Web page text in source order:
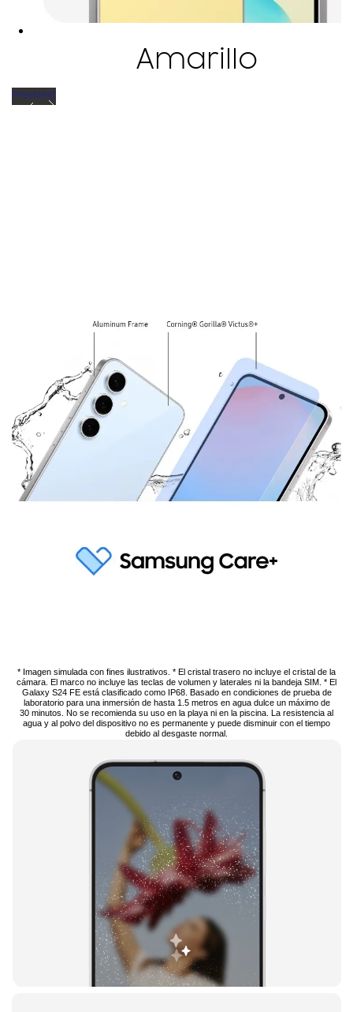
Amarillo
PrevNext
* Imagen simulada con fines ilustrativos. * El cristal trasero no incluye el cristal de la
cámara. El marco no incluye las teclas de volumen y laterales ni la bandeja SIM. * El
Galaxy S24 FE está clasificado como IP68. Basado en condiciones de prueba de
laboratorio para una inmersión de hasta 1.5 metros en agua dulce un máximo de
30 minutos. No se recomienda su uso en la playa ni en la piscina. La resistencia al
agua y al polvo del dispositivo no es permanente y puede disminuir con el tiempo
debido al desgaste normal.